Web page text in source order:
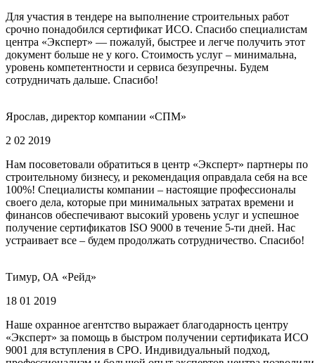
Для участия в тендере на выполнение строительных работ
срочно понадобился сертификат ИСО. Спасибо специалистам
центра «Эксперт» — пожалуй, быстрее и легче получить этот
документ больше не у кого. Стоимость услуг – минимальна,
уровень компетентности и сервиса безупречны. Будем
сотрудничать дальше. Спасибо!
Ярослав, директор компании «СПМ»
2 02 2019
Нам посоветовали обратиться в центр «Эксперт» партнеры по
строительному бизнесу, и рекомендация оправдала себя на все
100%! Специалисты компании – настоящие профессионалы
своего дела, которые при минимальных затратах времени и
финансов обеспечивают высокий уровень услуг и успешное
получение сертификатов ISO 9000 в течение 5-ти дней. Нас
устраивает все – будем продолжать сотрудничество. Спасибо!
Тимур, ОА «Рейд»
18 01 2019
Наше охранное агентство выражает благодарность центру
«Эксперт» за помощь в быстром получении сертификата ИСО
9001 для вступления в СРО. Индивидуальный подход,